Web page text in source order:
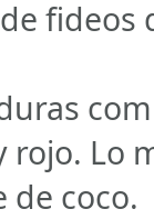
fideos
Lo
de coco.